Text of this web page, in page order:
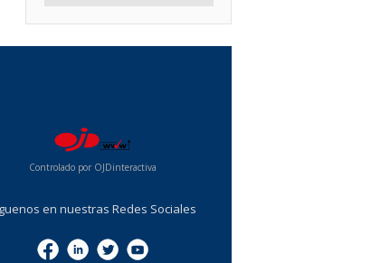
Controlado por OJDinteractiva
en nuestras Redes Sociales